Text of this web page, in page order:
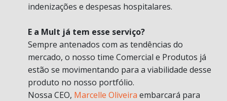
indenizações e despesas hospitalares.
E a Mult já tem esse serviço?
Sempre antenados com as tendências do
mercado, o nosso time Comercial e Produtos já
estão se movimentando para a viabilidade desse
produto no nosso portfólio.
Nossa CEO, Marcelle Oliveira embarcará para